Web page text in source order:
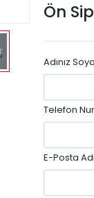
Ön
Adınız
Telefon
E-Posta